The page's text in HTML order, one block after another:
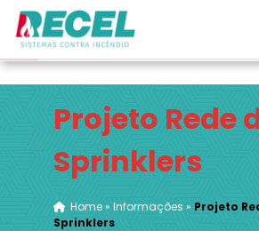
Projeto Rede
Sprinklers
Home» Informações » Projeto
Sprinklers